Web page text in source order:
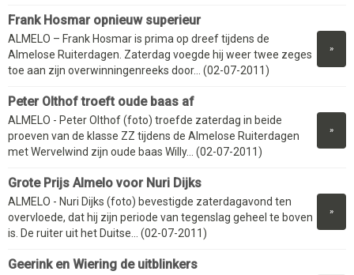
Frank Hosmar opnieuw superieur
»
ALMELO – Frank Hosmar is prima op dreef tijdens de
Almelose Ruiterdagen. Zaterdag voegde hij weer twee zeges
toe aan zijn overwinningenreeks door... (02-07-2011)
Peter Olthof troeft oude baas af
»
ALMELO - Peter Olthof (foto) troefde zaterdag in beide
proeven van de klasse ZZ tijdens de Almelose Ruiterdagen
met Wervelwind zijn oude baas Willy... (02-07-2011)
Grote Prijs Almelo voor Nuri Dijks
»
ALMELO - Nuri Dijks (foto) bevestigde zaterdagavond ten
overvloede, dat hij zijn periode van tegenslag geheel te boven
is. De ruiter uit het Duitse... (02-07-2011)
Geerink en Wiering de uitblinkers